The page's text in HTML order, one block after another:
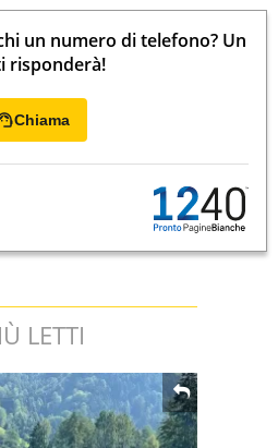
un numero di telefono? Un
risponderà!
Chiama
LETTI